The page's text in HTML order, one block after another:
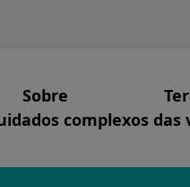
MENU
Sobre
complexos das
Traqueostomia,